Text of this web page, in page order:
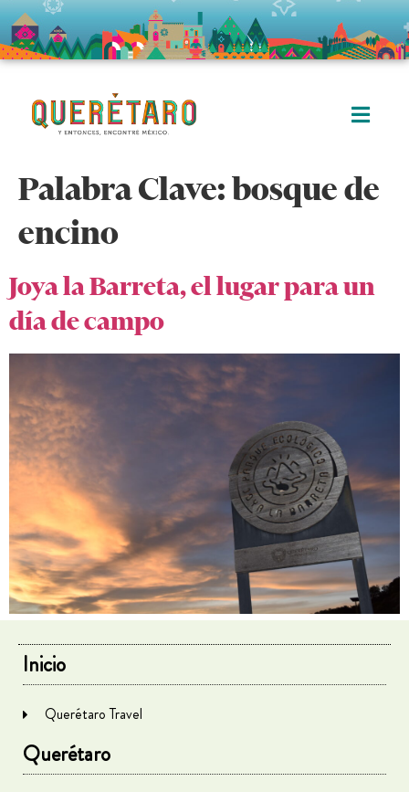
Palabra Clave:bosque de
encino
Joya la Barreta, el lugar para un
día de campo
Inicio
Querétaro Travel
Querétaro